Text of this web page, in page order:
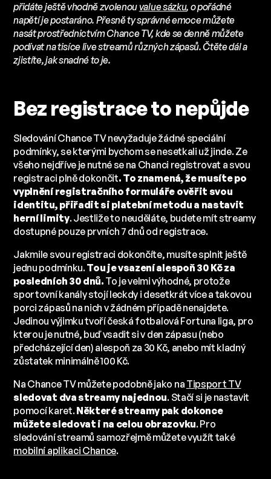
přidáte ještě vhodně zvolenouvalue sázku, o pořádné
napětí je postaráno. Přesně ty správné emoce můžete
nasát prostřednictvím Chance TV, kde se denně můžete
podívat na tisíce live streamů různých zápasů. Čtěte dál a
zjistíte, jak snadné to je.
Bez registrace to nepůjde
Sledování Chance TV nevyžaduje žádné speciální
podmínky, se kterými bychom se nesetkali už jinde. Ze
všeho nejdříve je nutné se na Chanci registrovat a svou
registraci plně dokončit. To znamená, že musíte po
vyplnění registračního formuláře ověřit svou
identitu, přiřadit si platební metodu a nastavit
herní limity. Jestliže to neuděláte, budete mít streamy
dostupné pouze prvních 7 dnů od registrace.
Jakmile svou registraci dokončíte, musíte splnit ještě
jednu podmínku.Tou je vsazení alespoň 30 Kč za
posledních 30 dnů. To je velmi výhodné, protože
sportovní kanály stojí leckdy i desetkrát více a takovou
porci zápasů na nich v žádném případě nenajdete.
Jedinou výjimku tvoří česká fotbalová Fortuna liga, pro
kterou je nutné, buď vsadit si v den zápasu (nebo
předcházející den) alespoň za 30 Kč, anebo mít kladný
zůstatek minimálně 100 Kč.
Na Chance TV můžete podobně jako na Tipsport TV
sledovat dva streamy najednou. Stačí si je nastavit
pomocí karet.Některé streamy pak dokonce
můžete sledovat i na celou obrazovku. Pro
sledování streamů samozřejmě můžete využít také
mobilní aplikaci Chance.